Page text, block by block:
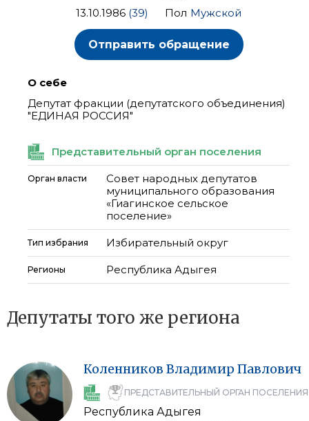
13.10.1986 (39) Пол Мужской
Отправить обращение
О себе
Депутат фракции (депутатского объединения)
"ЕДИНАЯ РОССИЯ"
Представительный орган поселения
Орган власти
Совет народных депутатов
муниципального образования
«Гиагинское сельское
поселение»
Тип избрания Избирательный округ
Регионы Республика Адыгея
Депутаты того же региона
Коленников Владимир Павлович
ПРЕДСТАВИТЕЛЬНЫЙ ОРГАН ПОСЕЛЕНИЯ
Республика Адыгея